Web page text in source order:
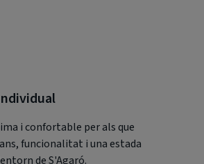
i confortable per als que
funcionalitat i una estada
de S'Agaró.